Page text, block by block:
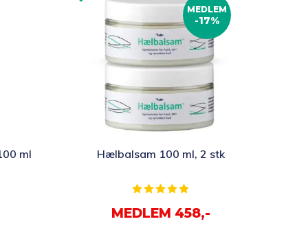
ml
MEDLEM
-17%
Hælbalsam 100 ml, 2 stk
Karakter:
MEDLEM 458,-